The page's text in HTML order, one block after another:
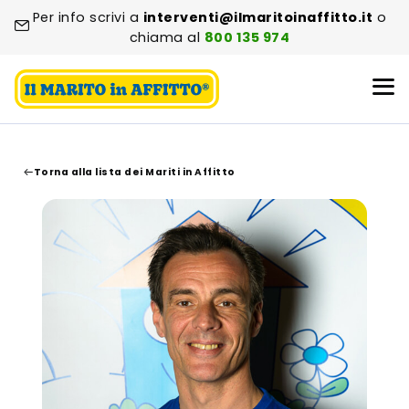
Per info scrivi a interventi@ilmaritoinaffitto.it o
chiama al 800 135 974
Torna alla lista dei Mariti in Affitto